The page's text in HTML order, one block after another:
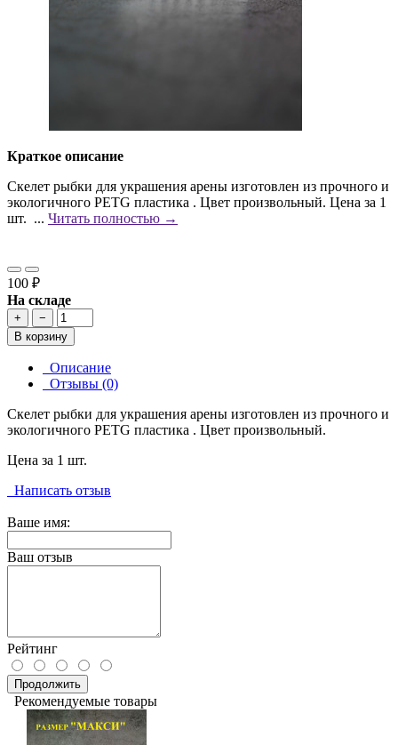
Краткое описание
Скелет рыбки для украшения арены изготовлен из прочного и
экологичного PETG пластика . Цвет произвольный. Цена за 1
шт. ... Читать полностью →
100 ₽
На складе
+
−
В корзину
Описание
Отзывы (0)
Скелет рыбки для украшения арены изготовлен из прочного и
экологичного PETG пластика . Цвет произвольный.
Цена за 1 шт.
Написать отзыв
Ваше имя:
Ваш отзыв
Рейтинг
Продолжить
Рекомендуемые товары